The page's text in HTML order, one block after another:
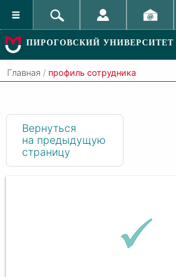
ПИРОГОВСКИЙ УНИВЕРСИТЕТ
Главная / профиль сотрудника
Вернуться
на предыдущую
страницу